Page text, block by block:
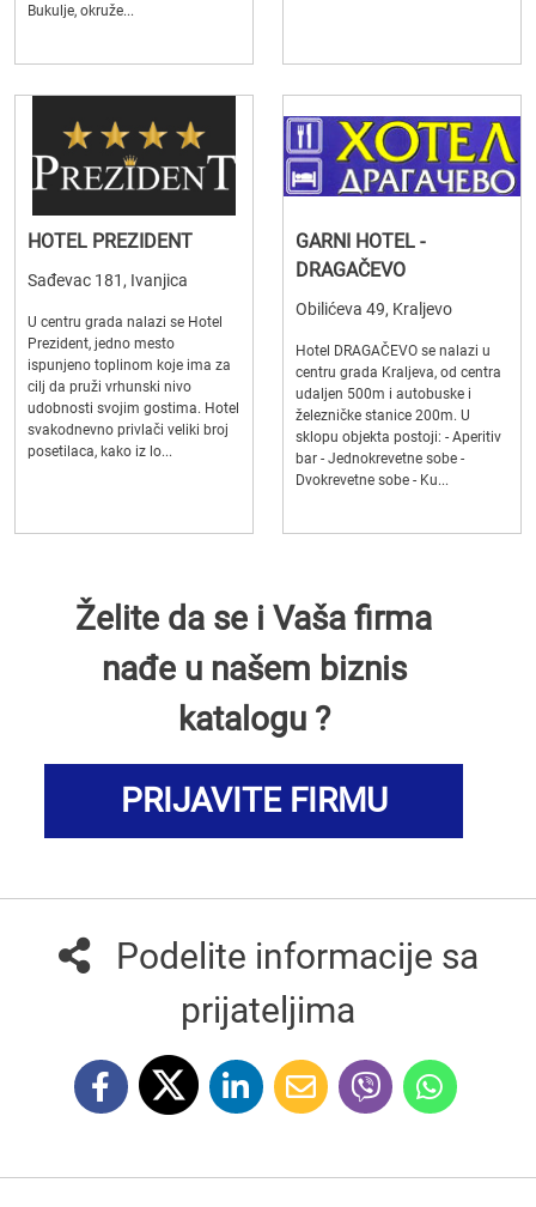
Bukulje, okruže...
HOTEL PREZIDENT
Sađevac 181, Ivanjica
U centru grada nalazi se Hotel
Prezident, jedno mesto
ispunjeno toplinom koje ima za
cilj da pruži vrhunski nivo
udobnosti svojim gostima. Hotel
svakodnevno privlači veliki broj
posetilaca, kako iz lo...
GARNI HOTEL -
DRAGAČEVO
Obilićeva 49, Kraljevo
Hotel DRAGAČEVO se nalazi u
centru grada Kraljeva, od centra
udaljen 500m i autobuske i
železničke stanice 200m. U
sklopu objekta postoji: - Aperitiv
bar - Jednokrevetne sobe -
Dvokrevetne sobe - Ku...
Želite da se i Vaša firma
nađe u našem biznis
katalogu ?
PRIJAVITE FIRMU
Podelite informacije sa
prijateljima